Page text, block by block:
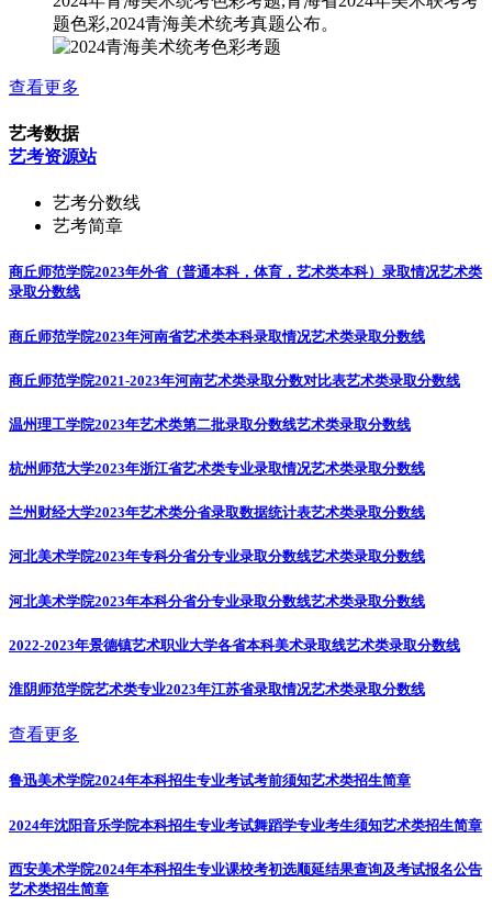
题色彩,2024青海美术统考真题公布。
查看更多
艺考数据
艺考资源站
艺考分数线
艺考简章
商丘师范学院2023年外省（普通本科，体育，艺术类本科）录取情况艺术类
录取分数线
商丘师范学院2023年河南省艺术类本科录取情况艺术类录取分数线
商丘师范学院2021-2023年河南艺术类录取分数对比表艺术类录取分数线
温州理工学院2023年艺术类第二批录取分数线艺术类录取分数线
杭州师范大学2023年浙江省艺术类专业录取情况艺术类录取分数线
兰州财经大学2023年艺术类分省录取数据统计表艺术类录取分数线
河北美术学院2023年专科分省分专业录取分数线艺术类录取分数线
河北美术学院2023年本科分省分专业录取分数线艺术类录取分数线
2022-2023年景德镇艺术职业大学各省本科美术录取线艺术类录取分数线
淮阴师范学院艺术类专业2023年江苏省录取情况艺术类录取分数线
查看更多
鲁迅美术学院2024年本科招生专业考试考前须知艺术类招生简章
2024年沈阳音乐学院本科招生专业考试舞蹈学专业考生须知艺术类招生简章
西安美术学院2024年本科招生专业课校考初选顺延结果查询及考试报名公告
艺术类招生简章